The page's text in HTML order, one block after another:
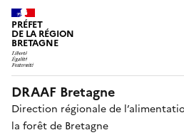
PRÉFET
DE LA RÉGION
BRETAGNE
DRAAF Bretagne
Direction régionale de
la forêt de Bretagne